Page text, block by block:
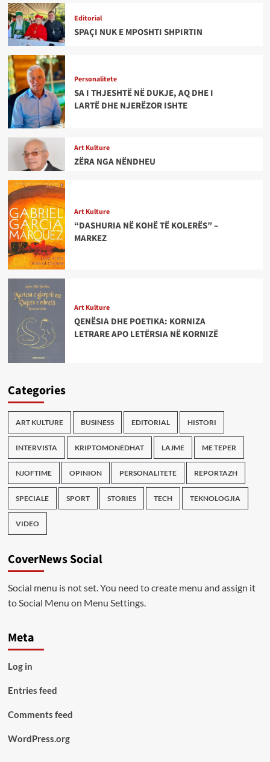
Editorial
SPAÇI NUK E MPOSHTI SHPIRTIN
Personalitete
SA I THJESHTË NË DUKJE, AQ DHE I
LARTË DHE NJERËZOR ISHTE
Art Kulture
ZËRA NGA NËNDHEU
Art Kulture
“DASHURIA NË KOHË TË KOLERËS” –
MARKEZ
Art Kulture
QENËSIA DHE POETIKA: KORNIZA
LETRARE APO LETËRSIA NË KORNIZË
Categories
ART KULTURE BUSINESS EDITORIAL HISTORI
INTERVISTA KRIPTOMONEDHAT LAJME ME TEPER
NJOFTIME OPINION PERSONALITETE REPORTAZH
SPECIALE SPORT STORIES TECH TEKNOLOGJIA
VIDEO
CoverNews Social
Social menu is not set. You need to create menu and assign it
to Social Menu on Menu Settings.
Meta
Log in
Entries feed
Comments feed
WordPress.org